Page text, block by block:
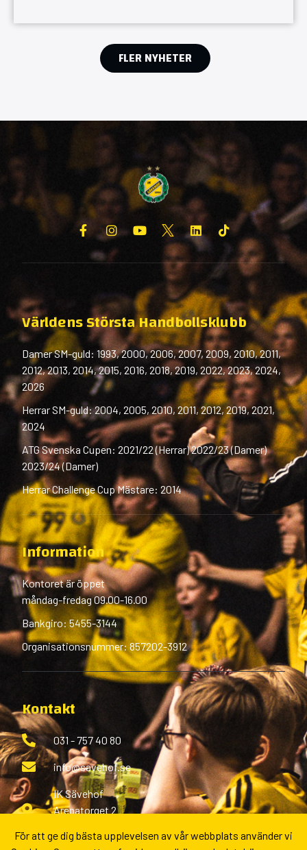
FLER NYHETER
Världens Största Handbollsklubb
Damer SM-guld: 1993, 2000, 2006, 2007, 2009, 2010, 2011,
2012, 2013, 2014, 2015, 2016, 2018, 2019, 2022, 2023, 2024,
2026
Herrar SM-guld: 2004, 2005, 2010, 2011, 2012, 2019, 2021,
2024
ATG Svenska Cupen: 2021/22 (Herrar) 2022/23 (Damer)
2023/24 (Damer)
Herrar Challenge Cup Mästare: 2014
Information
Kontoret är öppet
måndag-fredag 09.00-16.00
Bankgiro: 5455-3144
Organisationsnummer: 857202-3912
Kontakt
031 - 757 40 80
info@savehof.se
IK Sävehof
Arenatorget 2
För att ge dig bästa upplevelsen av vår webbplats använder vi